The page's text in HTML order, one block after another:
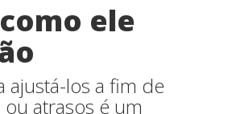
ele
los a fim de
atrasos é um